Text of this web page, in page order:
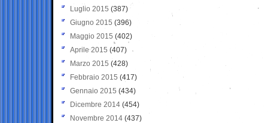
Luglio 2015 (387)
Giugno 2015 (396)
Maggio 2015 (402)
Aprile 2015 (407)
Marzo 2015 (428)
Febbraio 2015 (417)
Gennaio 2015 (434)
Dicembre 2014 (454)
Novembre 2014 (437)